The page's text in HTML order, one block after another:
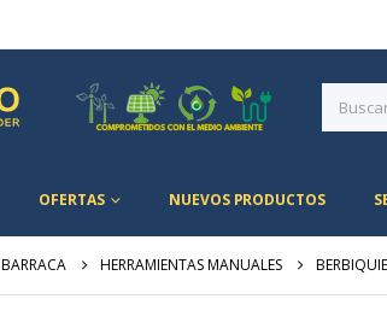
OFERTAS NUEVOS PRODUCTOS
BARRACA HERRAMIENTAS MANUALES